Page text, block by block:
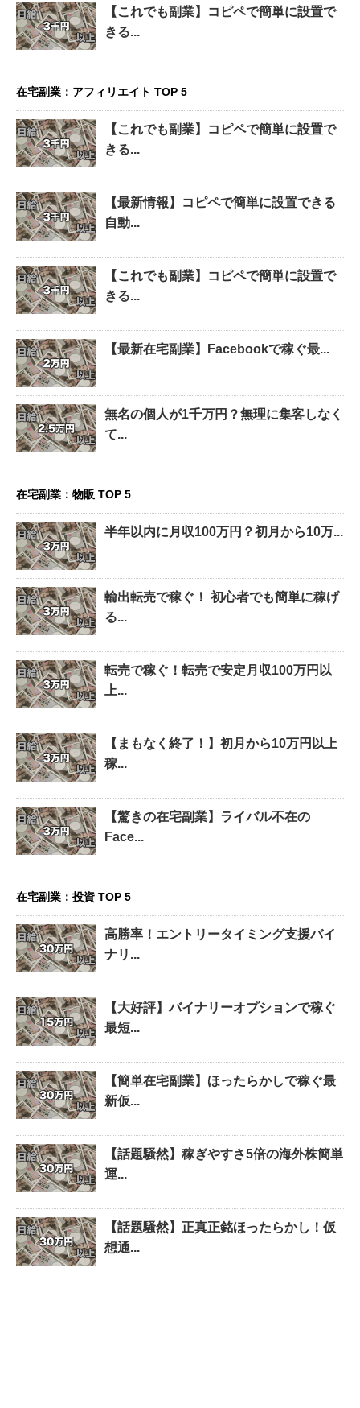
【これでも副業】コピペで簡単に設置で
きる...
在宅副業：アフィリエイト TOP 5
【これでも副業】コピペで簡単に設置で
きる...
【最新情報】コピペで簡単に設置できる
自動...
【これでも副業】コピペで簡単に設置で
きる...
【最新在宅副業】Facebookで稼ぐ最...
無名の個人が1千万円？無理に集客しなく
て...
在宅副業：物販 TOP 5
半年以内に月収100万円？初月から10万...
輸出転売で稼ぐ！ 初心者でも簡単に稼げ
る...
転売で稼ぐ！転売で安定月収100万円以
上...
【まもなく終了！】初月から10万円以上
稼...
【驚きの在宅副業】ライバル不在の
Face...
在宅副業：投資 TOP 5
高勝率！エントリータイミング支援バイ
ナリ...
【大好評】バイナリーオプションで稼ぐ
最短...
【簡単在宅副業】ほったらかしで稼ぐ最
新仮...
【話題騒然】稼ぎやすさ5倍の海外株簡単
運...
【話題騒然】正真正銘ほったらかし！仮
想通...